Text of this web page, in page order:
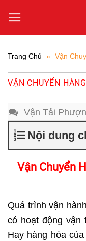
qua
nội
dung
Trang Chủ » Vận
VẬN CHUYỂN
Vận Tải
Nội dung
Vận Chuyển
Quá trình vận
có hoạt động vận
Hay hàng hóa